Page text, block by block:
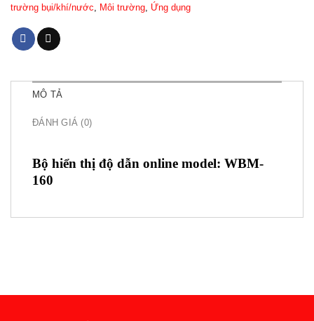
trường bụi/khí/nước, Môi trường, Ứng dụng
MÔ TẢ
ĐÁNH GIÁ (0)
Bộ hiển thị độ dẫn online model: WBM-
160